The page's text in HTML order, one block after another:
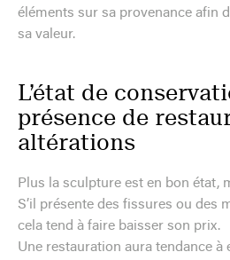
éléments sur sa provenance afin
sa valeur.
L’état de
présence de
altérations
Plus la sculpture est en bon état,
S’il présente des fissures ou des
cela tend à faire baisser son prix.
Une restauration aura tendance à